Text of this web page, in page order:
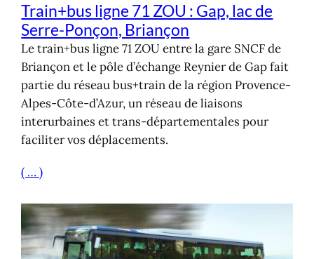
Train+bus ligne 71 ZOU : Gap, lac de
Serre-Ponçon, Briançon
Le train+bus ligne 71 ZOU entre la gare SNCF de
Briançon et le pôle d’échange Reynier de Gap fait
partie du réseau bus+train de la région Provence-
Alpes-Côte-d’Azur, un réseau de liaisons
interurbaines et trans-départementales pour
faciliter vos déplacements.
( … )